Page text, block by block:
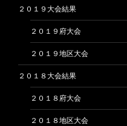
２０１９大会結果
２０１９府大会
２０１９地区大会
２０１８大会結果
２０１８府大会
２０１８地区大会